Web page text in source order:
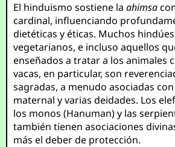
El hinduismo sostiene laahimsa
cardinal, influenciando
dietéticas y éticas. Muchos
vegetarianos, e incluso aquellos
enseñados a tratar a los animales
vacas, en particular, son
sagradas, a menudo asociadas
maternal y varias deidades. Los
los monos (Hanuman) y las
también tienen asociaciones
más el deber de protección.